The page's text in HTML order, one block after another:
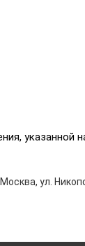
указанной
ул.